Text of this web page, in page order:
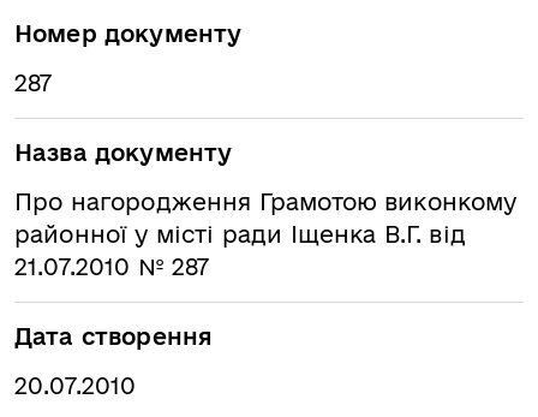
Номер документу
287
Назва документу
Про нагородження Грамотою виконкому
районної у місті ради Іщенка В.Г. від
21.07.2010 № 287
Дата створення
20.07.2010